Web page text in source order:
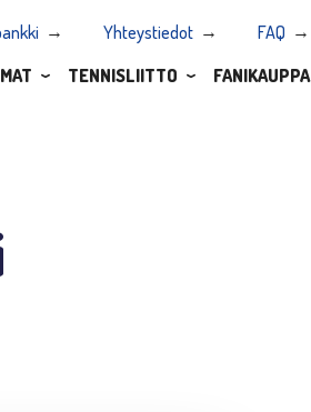
Yhteystiedot
FAQ
TENNISLIITTO FANIKAUPPA